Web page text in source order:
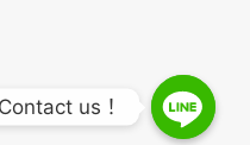
Contact us！